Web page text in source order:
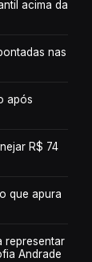
acima da
nas
após
R$ 74
que apura
representar
Andrade